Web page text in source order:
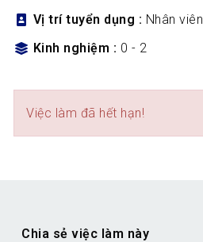
Vị trí tuyển dụng
Nhân viên
Kinh nghiệm
0 - 2
Việc làm đã hết hạn!
Chia sẻ việc làm này